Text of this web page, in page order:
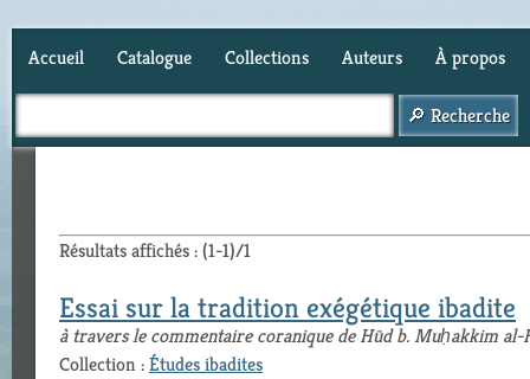
Accueil Catalogue Collections Auteurs À propos
Résultats affichés : (1-1)/1
Essai sur la tradition exégétique ibadite
à travers le commentaire coranique de Hūd b. Muḥakkim
Collection :Études ibadites